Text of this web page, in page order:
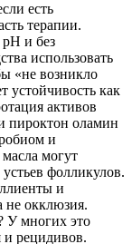
есть
терапии.
и без
использовать
«не возникло
устойчивость как
активов
пироктон оламин
и
могут
фолликулов.
и
не окклюзия.
У многих это
и рецидивов.